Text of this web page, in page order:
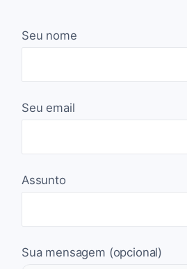
Seu nome
Seu email
Assunto
Sua mensagem (opcional)